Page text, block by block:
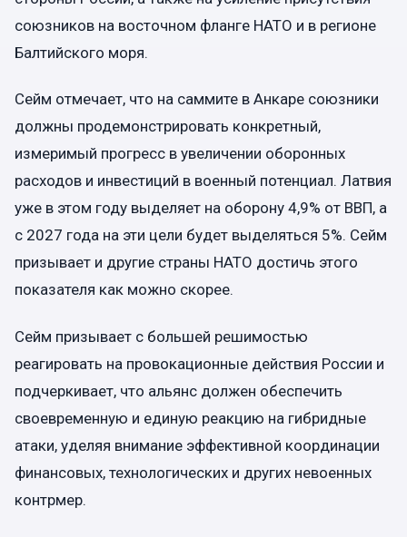
союзников на восточном фланге НАТО и в регионе
Балтийского моря.
Сейм отмечает, что на саммите в Анкаре союзники
должны продемонстрировать конкретный,
измеримый прогресс в увеличении оборонных
расходов и инвестиций в военный потенциал. Латвия
уже в этом году выделяет на оборону 4,9% от ВВП, а
с 2027 года на эти цели будет выделяться 5%. Сейм
призывает и другие страны НАТО достичь этого
показателя как можно скорее.
Сейм призывает с большей решимостью
реагировать на провокационные действия России и
подчеркивает, что альянс должен обеспечить
своевременную и единую реакцию на гибридные
атаки, уделяя внимание эффективной координации
финансовых, технологических и других невоенных
контрмер.